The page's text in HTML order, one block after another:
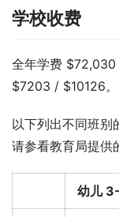
学校收费
全年学费 $72,030
$7203 / $10126。
以下列出不同班别
请参看教育局提供
幼儿